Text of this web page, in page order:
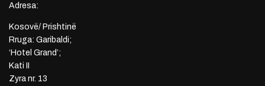
Adresa:
Kosovë/ Prishtinë
Rruga: Garibaldi;
‘Hotel Grand’;
Kati II
Zyra nr. 13